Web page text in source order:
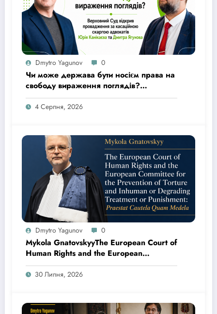
Dmytro Yagunov 0
Чи може держава бути носієм права на
свободу вираження поглядів?
Верховний Суд відкрив провадження
за касаційною скаргою адвокатів Юрія
4 Серпня, 2026
Dmytro Yagunov 0
Mykola GnatovskyyThe European Court of
Human Rights and the European
Committee for the Prevention of Torture
and Inhuman or Degrading Treatment or
30 Липня, 2026